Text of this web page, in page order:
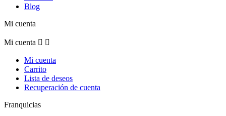
Blog
Mi cuenta
Mi cuenta  
Mi cuenta
Carrito
Lista de deseos
Recuperación de cuenta
Franquicias